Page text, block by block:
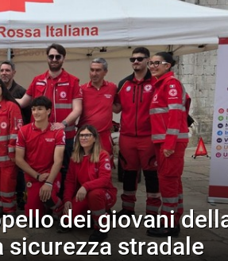
dei giovani
sicurezza stradale